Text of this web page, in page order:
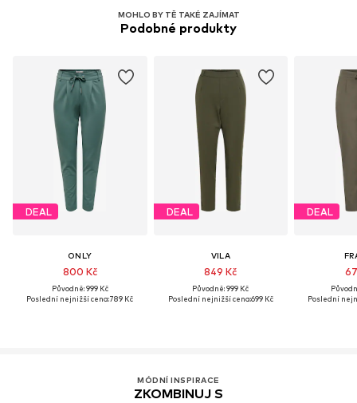
MOHLO BY TĚ TAKÉ ZAJÍMAT
Podobné produkty
DEAL
ONLY
800 Kč
Původně: 999 Kč
Poslední nejnižší cena:789 Kč
DEAL
VILA
849 Kč
Původně: 999 Kč
Poslední nejnižší cena:699 Kč
DEAL
Poslední
MÓDNÍ INSPIRACE
ZKOMBINUJ S